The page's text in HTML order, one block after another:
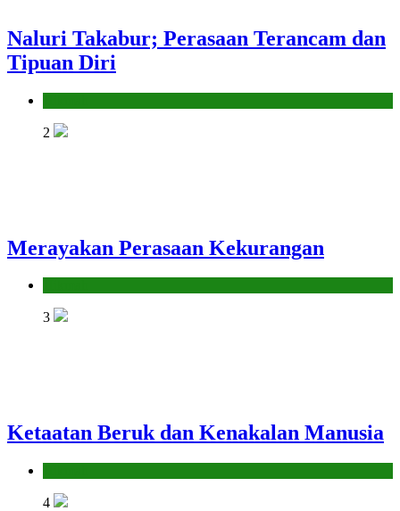
Naluri Takabur; Perasaan Terancam dan
Tipuan Diri
2
Merayakan Perasaan Kekurangan
3
Ketaatan Beruk dan Kenakalan Manusia
4